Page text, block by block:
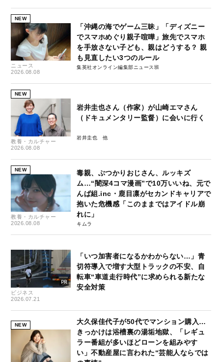
NEW
ニュース
2026.08.08
「沖縄の海でゲーム三昧」「ディズニー
でスマホめぐり親子喧嘩」旅先でスマホ
を手放さない子ども、親はどうする？ 親
も見直したい3つのルール
集英社オンライン編集部ニュース班
NEW
教養・カルチャー
2026.08.08
岩井圭也さん（作家）が山崎エマさん
（ドキュメンタリー監督）に会いに行く
岩井圭也
NEW
教養・カルチャー
2026.08.08
毒親、ぶつかりおじさん、ルッキズ
ム…“闇深4コマ漫画”で10万いいね、元で
んぱ組.inc・鹿目凛がセカンドキャリアで
抱いた危機感「このままではアイドル崩
れに」
キムラ
ビジネス
2026.07.21
「いつ加害者になるかわからない…」青
切符導入で増す大型トラックの不安、自
転車“車道走行時代”に求められる新たな
安全対策
NEW
大久保佳代子が50代でマンション購入…
きっかけは浴槽裏の湯垢地獄、「レギュ
ラー番組が多いほどローンを組みやす
い」不動産屋に言われた“芸能人ならでは